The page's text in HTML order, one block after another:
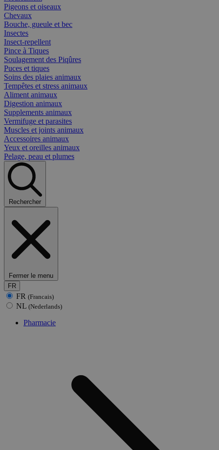
Pigeons et oiseaux
Chevaux
Bouche, gueule et bec
Insectes
Insect-repellent
Pince à Tiques
Soulagement des Piqûres
Puces et tiques
Soins des plaies animaux
Tempêtes et stress animaux
Aliment animaux
Digestion animaux
Supplements animaux
Vermifuge et parasites
Muscles et joints animaux
Accessoires animaux
Yeux et oreilles animaux
Pelage, peau et plumes
Rechercher
Fermer le menu
FR
FR (Francais)
NL (Nederlands)
Pharmacie